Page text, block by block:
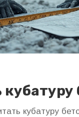
кубатуру